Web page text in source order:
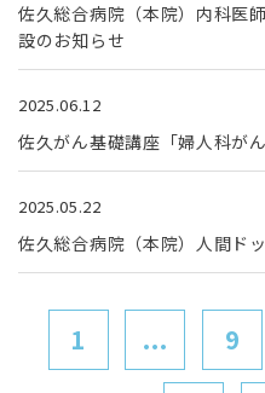
佐久総合病院（本院）内科医
設のお知らせ
2025.06.12
佐久がん基礎講座「婦人科が
2025.05.22
佐久総合病院（本院）人間ド
1 ... 9